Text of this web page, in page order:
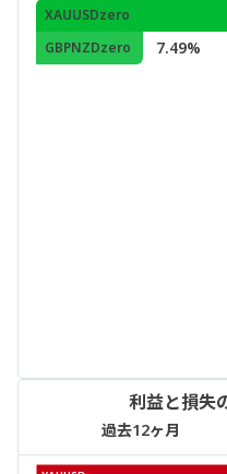
XAUUSDzero
GBPNZDzero 7.49%
利益と損失
過去12ヶ月